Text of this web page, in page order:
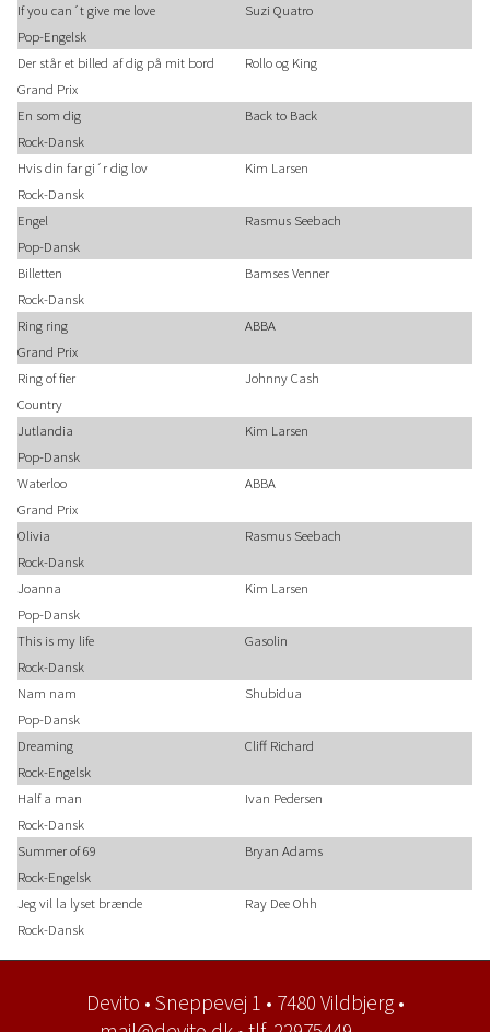
If you can´t give me love
Suzi Quatro
Pop-Engelsk
Der står et billed af dig på mit bord
Rollo og King
Grand Prix
En som dig
Back to Back
Rock-Dansk
Hvis din far gi´r dig lov
Kim Larsen
Rock-Dansk
Engel
Rasmus Seebach
Pop-Dansk
Billetten
Bamses Venner
Rock-Dansk
Ring ring
ABBA
Grand Prix
Ring of fier
Johnny Cash
Country
Jutlandia
Kim Larsen
Pop-Dansk
Waterloo
ABBA
Grand Prix
Olivia
Rasmus Seebach
Rock-Dansk
Joanna
Kim Larsen
Pop-Dansk
This is my life
Gasolin
Rock-Dansk
Nam nam
Shubidua
Pop-Dansk
Dreaming
Cliff Richard
Rock-Engelsk
Half a man
Ivan Pedersen
Rock-Dansk
Summer of 69
Bryan Adams
Rock-Engelsk
Jeg vil la lyset brænde
Ray Dee Ohh
Rock-Dansk
Devito • Sneppevej 1 • 7480 Vildbjerg •